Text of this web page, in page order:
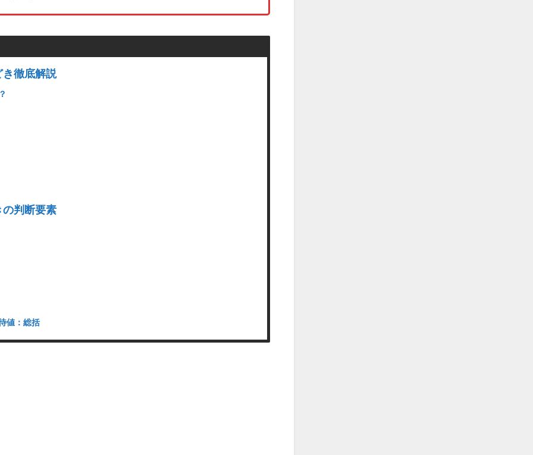
徹底解説
判断要素
値：総括